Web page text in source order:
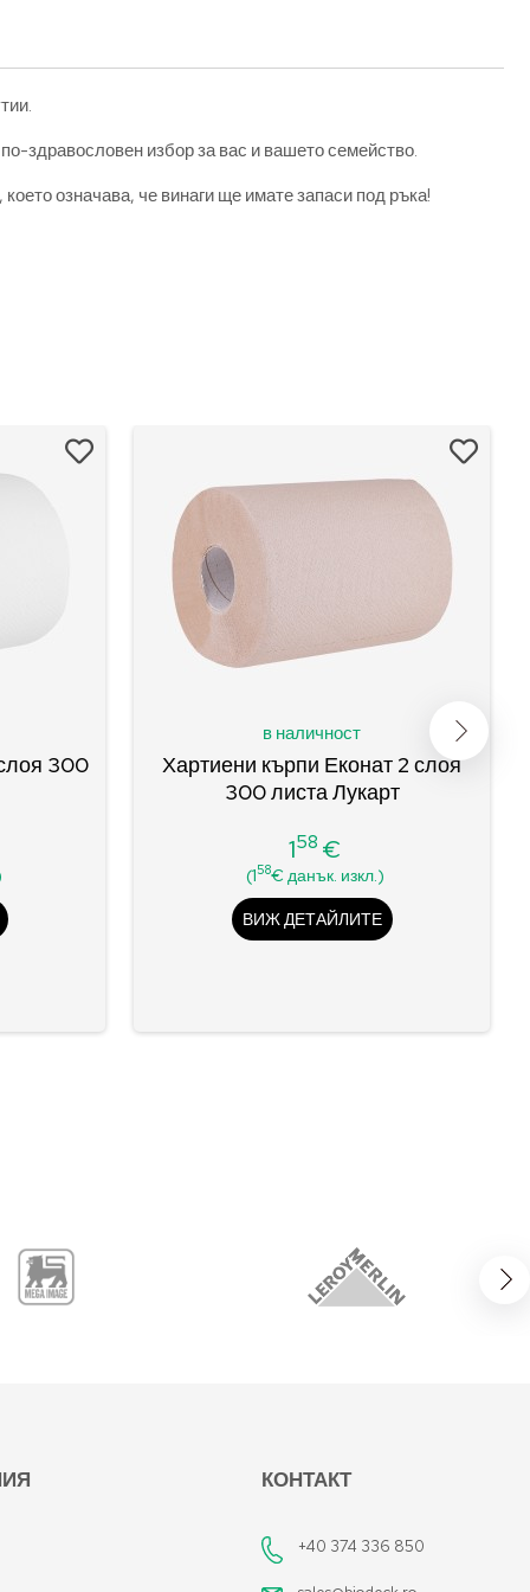
здравословен избор за вас и вашето семейство.
означава, че винаги ще имате запаси под ръка!
300
в наличност
Хартиени кърпи Еконат 2 слоя
300 листа Лукарт
Цена
158 €
(158€ данък. изкл.)
ВИЖ ДЕТАЙЛИТЕ
КОНТАКТ
+40 374 336 850